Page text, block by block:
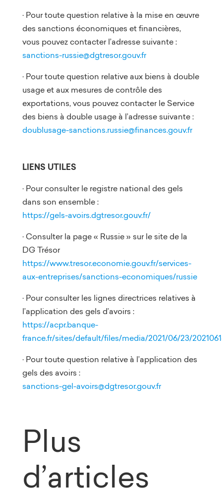
· Pour toute question relative à la mise en œuvre
des sanctions économiques et financières,
vous pouvez contacter l’adresse suivante :
sanctions-russie@dgtresor.gouv.fr
· Pour toute question relative aux biens à double
usage et aux mesures de contrôle des
exportations, vous pouvez contacter le Service
des biens à double usage à l’adresse suivante :
doublusage-sanctions.russie@finances.gouv.fr
LIENS UTILES
· Pour consulter le registre national des gels
dans son ensemble :
https://gels-avoirs.dgtresor.gouv.fr/
· Consulter la page « Russie » sur le site de la
DG Trésor
https://www.tresor.economie.gouv.fr/services-
aux-entreprises/sanctions-economiques/russie
· Pour consulter les lignes directrices relatives à
l’application des gels d’avoirs :
https://acpr.banque-
france.fr/sites/default/files/media/2021/06/23/
· Pour toute question relative à l’application des
gels des avoirs :
sanctions-gel-avoirs@dgtresor.gouv.fr
Plus
d’articles